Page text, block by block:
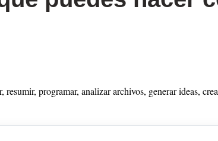
programar, analizar archivos, generar ideas,